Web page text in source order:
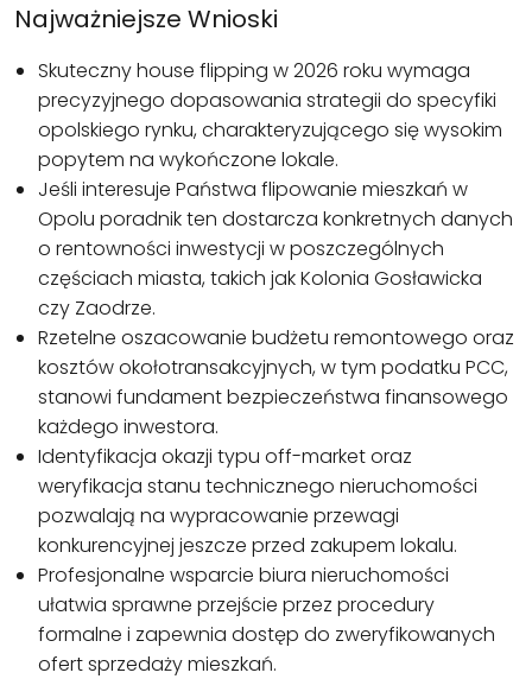
Najważniejsze Wnioski
Skuteczny house flipping w 2026 roku wymaga
precyzyjnego dopasowania strategii do specyfiki
opolskiego rynku, charakteryzującego się wysokim
popytem na wykończone lokale.
Jeśli interesuje Państwa flipowanie mieszkań w
Opolu poradnik ten dostarcza konkretnych danych
o rentowności inwestycji w poszczególnych
częściach miasta, takich jak Kolonia Gosławicka
czy Zaodrze.
Rzetelne oszacowanie budżetu remontowego oraz
kosztów okołotransakcyjnych, w tym podatku PCC,
stanowi fundament bezpieczeństwa finansowego
każdego inwestora.
Identyfikacja okazji typu off-market oraz
weryfikacja stanu technicznego nieruchomości
pozwalają na wypracowanie przewagi
konkurencyjnej jeszcze przed zakupem lokalu.
Profesjonalne wsparcie biura nieruchomości
ułatwia sprawne przejście przez procedury
formalne i zapewnia dostęp do zweryfikowanych
ofert sprzedaży mieszkań.